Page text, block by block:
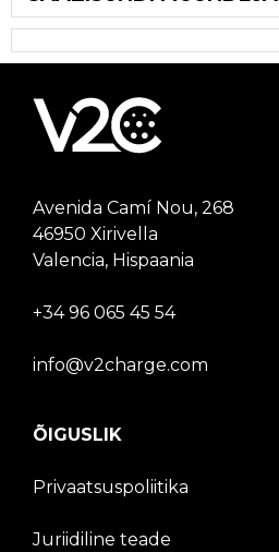
Avenida Camí Nou, 268
46950 Xirivella
Valencia, Hispaania
+34 96 065 45 54
info@v2charge.com
ÕIGUSLIK
Privaatsuspoliitika
Juriidiline teade